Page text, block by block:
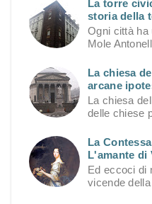
La torre
storia della
Ogni città ha
Mole
La chiesa
arcane
La chiesa
delle chiese
La
L'amante di
Ed eccoci di
vicende